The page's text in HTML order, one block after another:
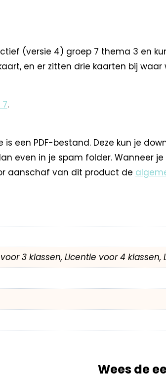
(versie 4) groep 7 thema 3 en
en er zitten drie kaarten bij waar
.
een PDF-bestand. Deze kun je
even in je spam folder. Wanneer
aanschaf van dit product de
3 klassen, Licentie voor 4
Wees de